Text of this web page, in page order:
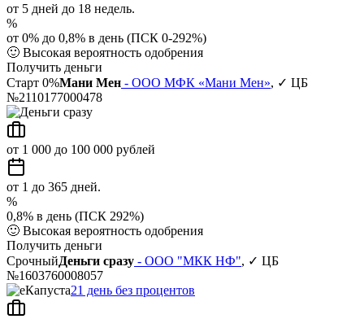
от 5 дней до 18 недель.
%
от 0% до 0,8% в день (ПСК 0-292%)
🙂 Высокая вероятность одобрения
Получить деньги
Старт 0%Мани Мен - ООО МФК «Мани Мен», ✓ ЦБ
№2110177000478
от 1 000 до 100 000 рублей
от 1 до 365 дней.
%
0,8% в день (ПСК 292%)
🙂 Высокая вероятность одобрения
Получить деньги
СрочныйДеньги сразу - ООО "МКК НФ", ✓ ЦБ
№1603760008057
21 день без процентов